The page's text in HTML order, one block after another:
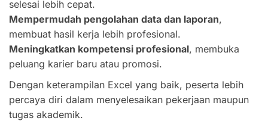
selesai lebih cepat.
Mempermudah pengolahan data dan laporan,
membuat hasil kerja lebih profesional.
Meningkatkan kompetensi profesional, membuka
peluang karier baru atau promosi.
Dengan keterampilan Excel yang baik, peserta lebih
percaya diri dalam menyelesaikan pekerjaan maupun
tugas akademik.